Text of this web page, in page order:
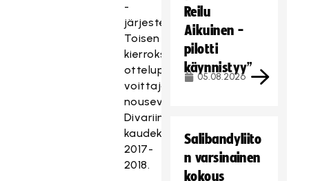
-
järjestelmällä.
Toisen
kierroksen
otteluparien
voittajat
nousevat
Divariin
kaudeksi
2017-
2018.
Reilu
Aikuinen -
pilotti
käynnistyy”
05.08.2026
Salibandyliito
n varsinainen
kokous